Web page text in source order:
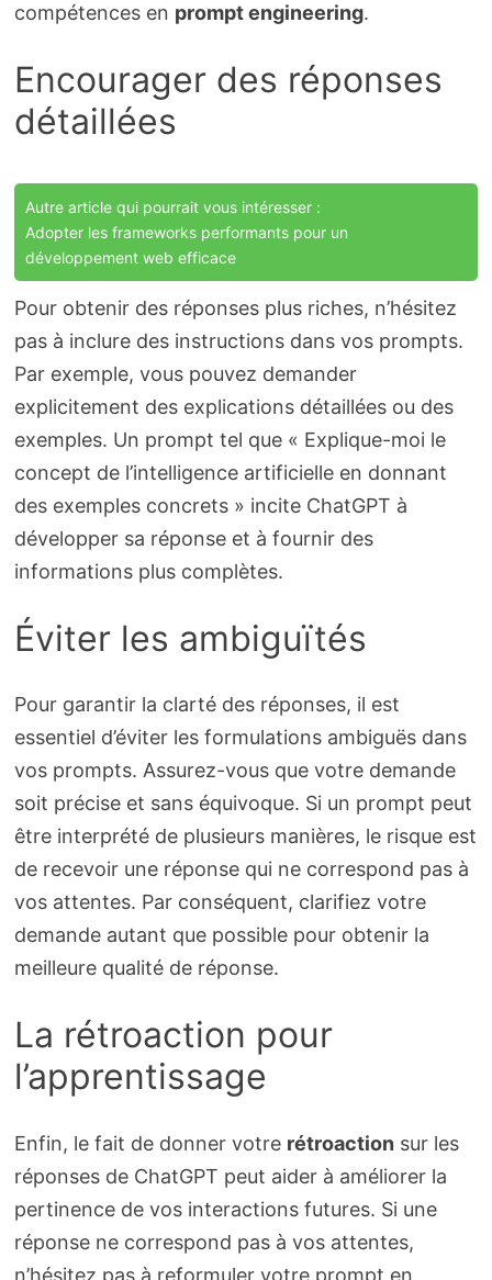
compétences en prompt engineering.
Encourager des réponses
détaillées
Autre article qui pourrait vous intéresser :
Adopter les frameworks performants pour un
développement web efficace
Pour obtenir des réponses plus riches, n’hésitez
pas à inclure des instructions dans vos prompts.
Par exemple, vous pouvez demander
explicitement des explications détaillées ou des
exemples. Un prompt tel que « Explique-moi le
concept de l’intelligence artificielle en donnant
des exemples concrets » incite ChatGPT à
développer sa réponse et à fournir des
informations plus complètes.
Éviter les ambiguïtés
Pour garantir la clarté des réponses, il est
essentiel d’éviter les formulations ambiguës dans
vos prompts. Assurez-vous que votre demande
soit précise et sans équivoque. Si un prompt peut
être interprété de plusieurs manières, le risque est
de recevoir une réponse qui ne correspond pas à
vos attentes. Par conséquent, clarifiez votre
demande autant que possible pour obtenir la
meilleure qualité de réponse.
La rétroaction pour
l’apprentissage
Enfin, le fait de donner votre rétroaction sur les
réponses de ChatGPT peut aider à améliorer la
pertinence de vos interactions futures. Si une
réponse ne correspond pas à vos attentes,
n’hésitez pas à reformuler votre prompt en